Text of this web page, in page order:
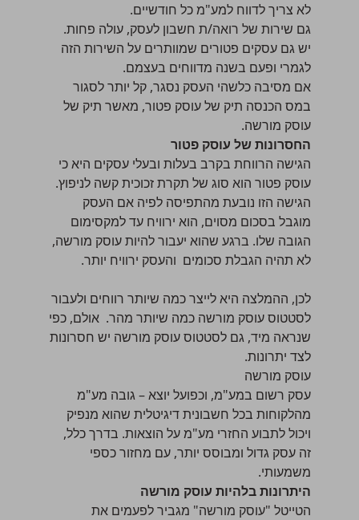
לא צריך לדווח למע"מ כל חודשיים.
גם שירות של רואה/ת חשבון לעסק, עולה פחות.
יש גםעסקים פטורים שמוותרים על השירות הזה
לגמרי ופעם בשנה מדווחים בעצמם.
אם מסיבה כלשהי העסק נסגר, קל יותרלסגור
במס הכנסה תיק של עוסק פטור, מאשר תיק של
עוסק מורשה.
החסרונות של עוסק פטור
הגישה הרווחת בקרב בעלות ובעלי עסקים היא כי
עוסק פטור הוא סוג של תקרת זכוכית קשה לניפוץ.
הגישה הזו נובעת מהתפיסה לפיה אם העסק
מוגבל בסכום מסוים, הוא ירוויח עד למקסימום
הגובה שלו. ברגע שהוא יעבור להיות עוסק מורשה,
לא תהיה הגבלת סכומים והעסק ירוויח יותר.
לכן, ההמלצה היא לייצר כמה שיותר רווחים ולעבור
לסטטוס עוסק מורשה כמה שיותר מהר. אולם, כפי
שנראה מיד, גם לסטטוס עוסק מורשה יש חסרונות
לצד יתרונות.
עוסק מורשה
עסק רשום במע"מ, וכפועל יוצא – גובה מע"מ
מהלקוחות בכל חשבונית דיגיטלית שהוא מנפיק
ויכול לתבוע החזרי מע"מ על הוצאות. בדרך כלל,
זה עסק גדול ומבוסס יותר, עם מחזור כספי
משמעותי.
היתרונות בלהיות עוסק מורשה
הטייטל "עוסק מורשה" מגביר לפעמים את